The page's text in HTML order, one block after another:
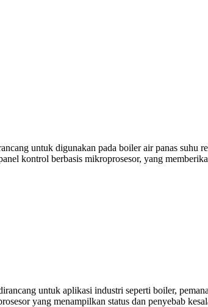
untuk digunakan pada boiler air panas suhu
kontrol berbasis mikroprosesor, yang
untuk aplikasi industri seperti boiler,
yang menampilkan status dan penyebab